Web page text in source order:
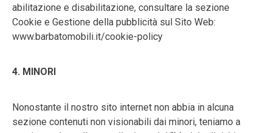
abilitazione e disabilitazione, consultare la sezione
Cookie e Gestione della pubblicità sul Sito Web:
www.barbatomobili.it/cookie-policy
4. MINORI
Nonostante il nostro sito internet non abbia in alcuna
sezione contenuti non visionabili dai minori, teniamo a